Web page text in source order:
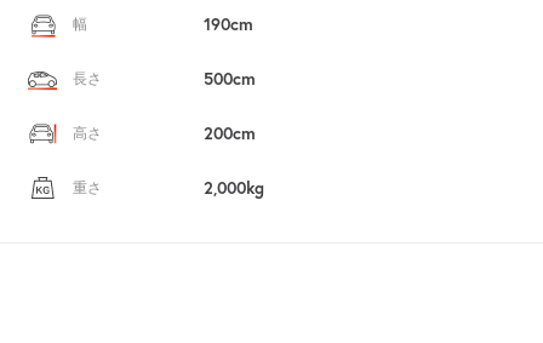
幅 190cm
長さ 500cm
高さ 200cm
重さ 2,000kg